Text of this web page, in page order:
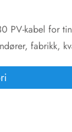
PV-kabel for
fabrikk,